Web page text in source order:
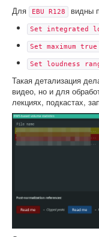
Для
EBU R128 видны
Set integrated
Set maximum
Set loudness
Такая детализация
видео, но и для
лекциях, подкастах,